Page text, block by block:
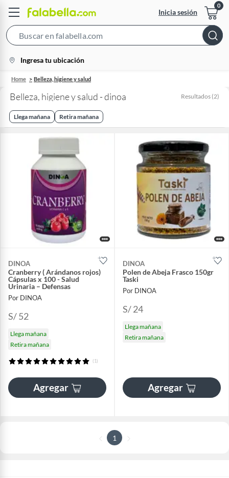
Inicia sesión
Bar
location-
icon
Ingresa tu ubicación
Home Belleza, higiene y salud
Belleza, higiene y salud - dinoa Resultados (2)
Llega mañana Retira mañana
DINOA
Cranberry ( Arándanos rojos)
Cápsulas x 100 - Salud
Urinaria – Defensas
Por DINOA
S/ 52
Llega mañana
Retira mañana
(1)
Agregar
DINOA
Polen de Abeja Frasco 150gr
Taski
Por DINOA
S/ 24
Llega mañana
Retira mañana
Agregar
1